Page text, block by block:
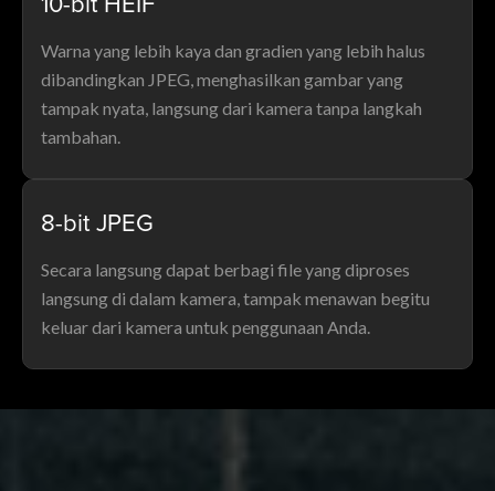
Warna yang lebih kaya dan gradien yang lebih halus
dibandingkan JPEG, menghasilkan gambar yang
tampak nyata, langsung dari kamera tanpa langkah
tambahan.
8-bit JPEG
Secara langsung dapat berbagi file yang diproses
langsung di dalam kamera, tampak menawan begitu
keluar dari kamera untuk penggunaan Anda.